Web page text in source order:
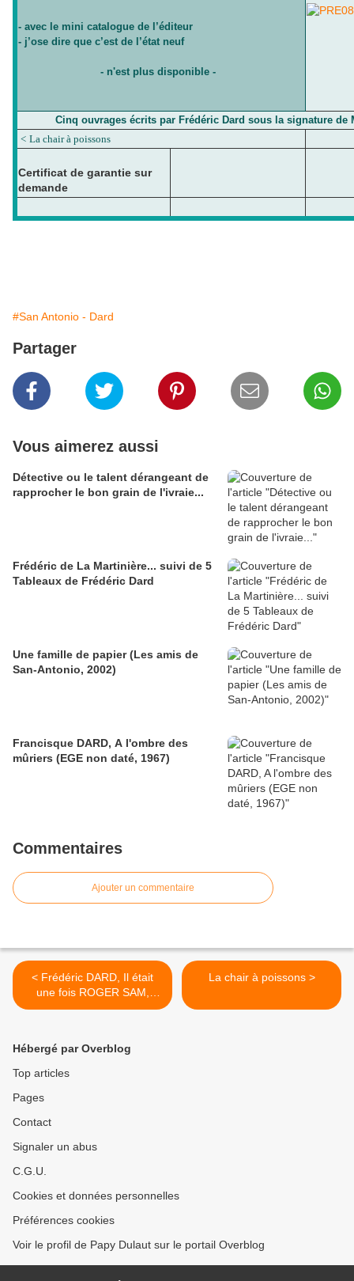
- avec le mini catalogue de l’éditeur
- j’ose dire que c’est de l’état neuf
- n'est plus disponible -
Cinq ouvrages écrits par Frédéric Dard sous la signature de
< La chair à poissons
Certificat de garantie sur
demande
#San Antonio - Dard
Partager
Vous aimerez aussi
Détective ou le talent dérangeant de
rapprocher le bon grain de l'ivraie...
Frédéric de La Martinière... suivi de 5
Tableaux de Frédéric Dard
Une famille de papier (Les amis de
San-Antonio, 2002)
Francisque DARD, A l'ombre des
mûriers (EGE non daté, 1967)
Commentaires
Ajouter un commentaire
< Frédéric DARD, Il était
une fois ROGER SAM,
envoi de 1984
La chair à poissons >
Hébergé par Overblog
Top articles
Pages
Contact
Signaler un abus
C.G.U.
Cookies et données personnelles
Préférences cookies
Voir le profil de Papy Dulaut sur le portail Overblog